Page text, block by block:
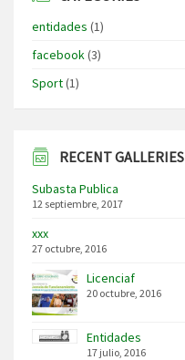
entidades (1)
facebook(3)
Sport(1)
RECENT GALLERIES
Subasta Publica
12 septiembre, 2017
xxx
27 octubre, 2016
Licenciaf
20 octubre, 2016
Entidades
17 julio, 2016